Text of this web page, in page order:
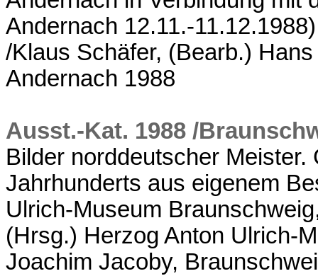
Andernach 12.11.-
/Klaus Schäfer, (Bearb.)
Andernach 1988
Ausst.-Kat. 1988 /
Bilder norddeutscher
Jahrhunderts aus eigenem
Ulrich-Museum
(Hrsg.) Herzog Anton Ulrich-
Joachim Jacoby,